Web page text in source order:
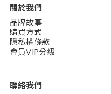
關於我們
品牌故事
購買方式
隱私權條款
會員VIP分級
聯絡我們